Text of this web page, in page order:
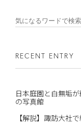
RECENT ENTRY
日本庭園と白無垢
の写真館
【解説】諏訪大社